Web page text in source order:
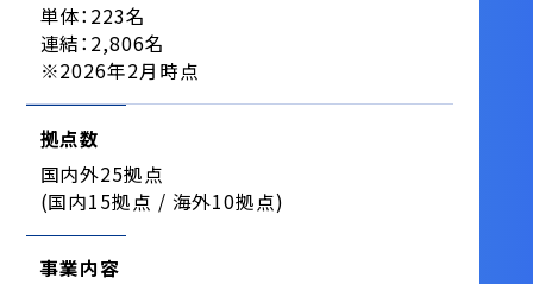
単体：223名
連結：2,806名
※2026年2月時点
拠点数
国内外25拠点
(国内15拠点 / 海外10拠点)
事業内容